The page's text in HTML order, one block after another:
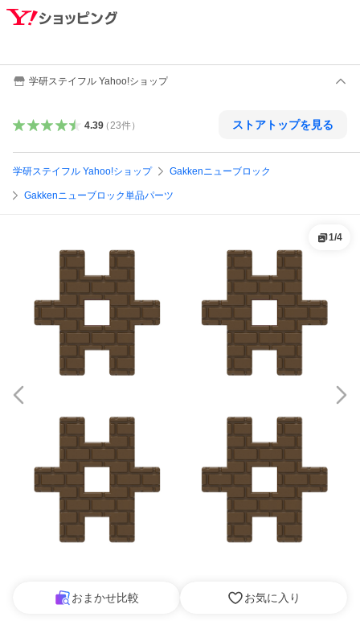
学研ステイフル Yahoo!ショップ
4.39（ 23件） ストアトップを見る
学研ステイフル Yahoo!ショップ Gakkenニューブロック
Gakkenニューブロック単品パーツ
1/4
おまかせ比較 お気に入り